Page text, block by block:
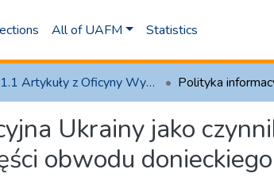
All of UAFM Statistics
1.1 Artykuły z Oficyny Wydawniczej AFM
Ukrainy jako
obwodu